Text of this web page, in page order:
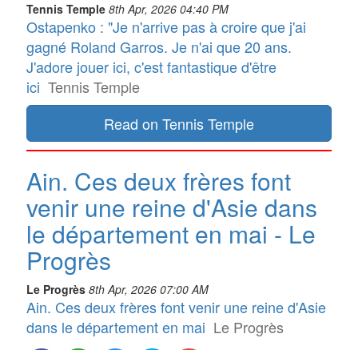
Tennis Temple 8th Apr, 2026 04:40 PM
Ostapenko : "Je n'arrive pas à croire que j'ai
gagné Roland Garros. Je n'ai que 20 ans.
J'adore jouer ici, c'est fantastique d'être
ici Tennis Temple
Read on Tennis Temple
Ain. Ces deux frères font
venir une reine d'Asie dans
le département en mai - Le
Progrès
Le Progrès 8th Apr, 2026 07:00 AM
Ain. Ces deux frères font venir une reine d'Asie
dans le département en mai Le Progrès